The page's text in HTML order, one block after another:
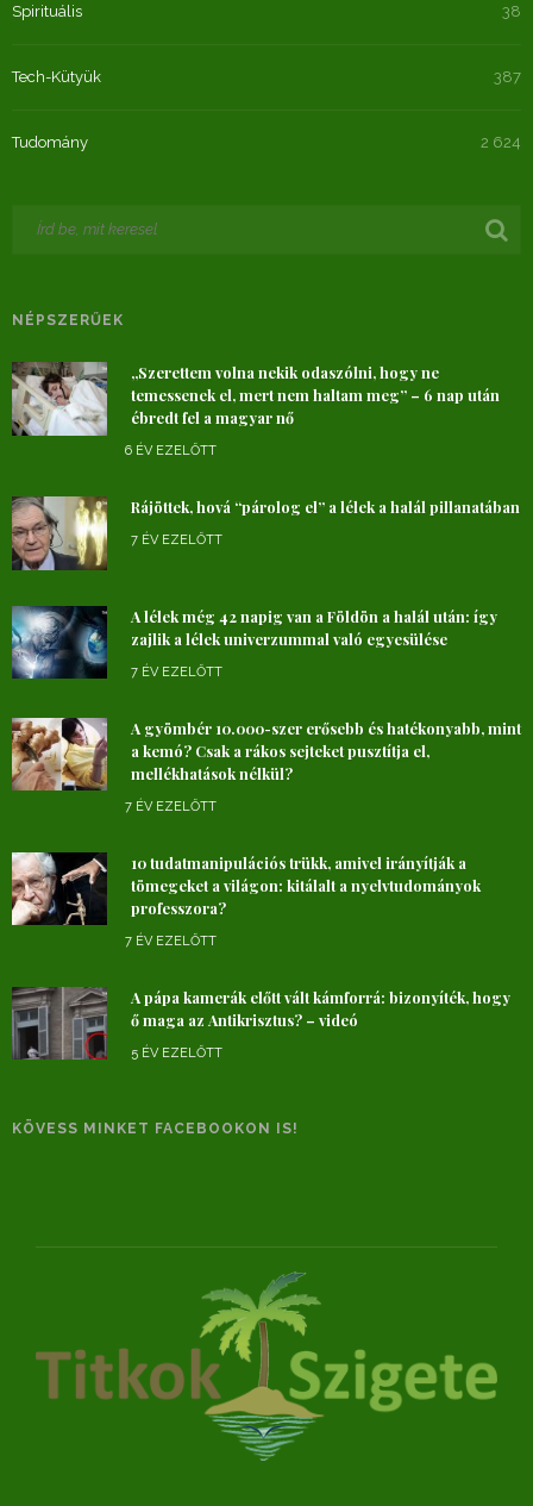
Spirituális 38
Tech-Kütyük 387
Tudomány 2 624
NÉPSZERŰEK
„Szerettem volna nekik odaszólni, hogy ne
temessenek el, mert nem haltam meg” – 6 nap után
ébredt fel a magyar nő
6 ÉV EZELŐTT
Rájöttek, hová “párolog el” a lélek a halál pillanatában
7 ÉV EZELŐTT
A lélek még 42 napig van a Földön a halál után: így
zajlik a lélek univerzummal való egyesülése
7 ÉV EZELŐTT
A gyömbér 10.000-szer erősebb és hatékonyabb, mint
a kemó? Csak a rákos sejteket pusztítja el,
mellékhatások nélkül?
7 ÉV EZELŐTT
10 tudatmanipulációs trükk, amivel irányítják a
tömegeket a világon: kitálalt a nyelvtudományok
professzora?
7 ÉV EZELŐTT
A pápa kamerák előtt vált kámforrá: bizonyíték, hogy
ő maga az Antikrisztus? – videó
5 ÉV EZELŐTT
KÖVESS MINKET FACEBOOKON IS!